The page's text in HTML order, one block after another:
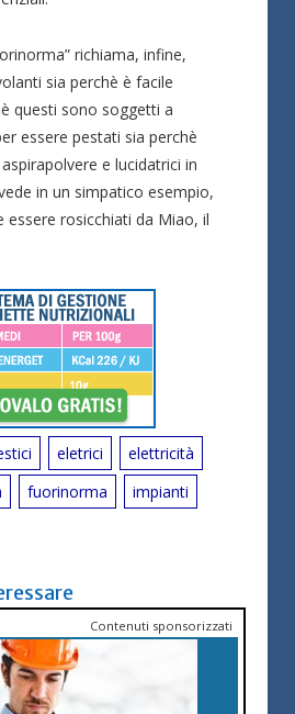
richiama, infine,
sia perchè è facile
questi sono soggetti a
essere pestati sia perchè
e lucidatrici in
in un simpatico esempio,
rosicchiati da Miao, il
eletrici
elettricità
fuorinorma
impianti
Contenuti sponsorizzati